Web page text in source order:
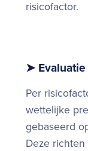
risicofactor.
➤
Per
wettelijke
gebaseerd
Deze